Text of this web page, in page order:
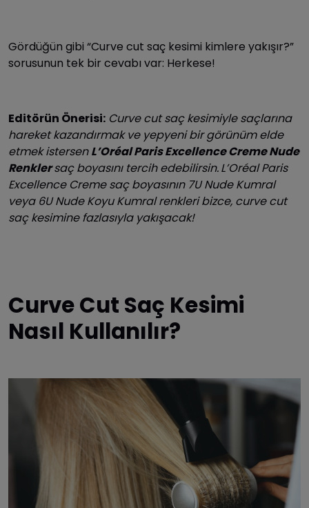
Gördüğün gibi “Curve cut saç kesimi kimlere yakışır?”
sorusunun tek bir cevabı var: Herkese!
Editörün Önerisi: Curve cut saç kesimiyle saçlarına
hareket kazandırmak ve yepyeni bir görünüm elde
etmek istersenL’Oréal Paris Excellence Creme Nude
Renklersaç boyasını tercih edebilirsin.L’Oréal Paris
Excellence Creme saç boyasının 7U Nude Kumral
veya 6U Nude Koyu Kumral renkleri bizce, curve cut
saç kesimine fazlasıyla yakışacak!
Curve Cut Saç Kesimi
Nasıl Kullanılır?